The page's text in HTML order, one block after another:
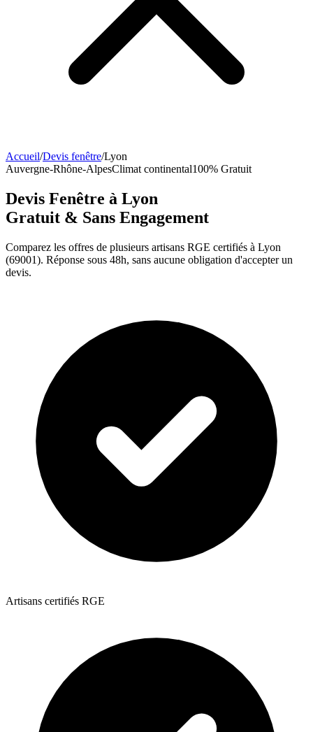
Accueil/Devis fenêtre/Lyon
Auvergne-Rhône-AlpesClimat continental100% Gratuit
Devis Fenêtre à Lyon
Gratuit & Sans Engagement
Comparez les offres de plusieurs artisans RGE certifiés à Lyon
(69001). Réponse sous 48h, sans aucune obligation d'accepter un
devis.
Artisans certifiés RGE